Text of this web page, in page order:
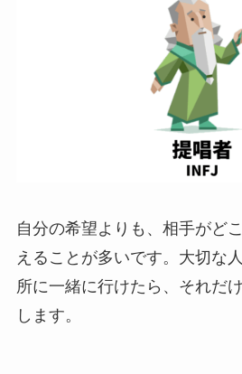
自分の希望よりも、相手がど
えることが多いです。大切な
所に一緒に行けたら、それだ
します。